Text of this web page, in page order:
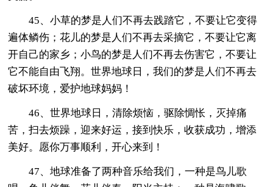
45、小草的梦是人们不再去践踏它，不要让它变得
遍体鳞伤；花儿的梦是人们不再去采摘它，不要让它离
开自己的家乡；小鸟的梦是人们不再去伤害它，不要让
它不能自由飞翔。世界地球日，我们的梦是人们不再去
破坏环境，爱护地球妈妈！
46、世界地球日，清除烦恼，驱除惆怅，灭掉痛
苦，扫去烦躁，迎来好运，接到快乐，收获成功，增添
美好。愿你万事顺利，开心来到！
47、地球准备了两种音乐给我们，一种是鸟儿歌